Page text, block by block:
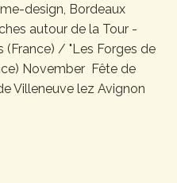
design, Bordeaux
autour de la Tour -
(France) / "Les Forges de
November Fête de
Villeneuve lez Avignon